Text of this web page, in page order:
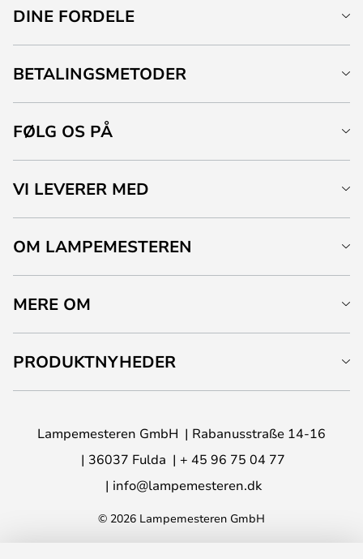
DINE FORDELE
BETALINGSMETODER
FØLG OS PÅ
VI LEVERER MED
OM LAMPEMESTEREN
MERE OM
PRODUKTNYHEDER
Lampemesteren GmbH
Rabanusstraße 14-16
36037 Fulda
+ 45 96 75 04 77
info@lampemesteren.dk
© 2026 Lampemesteren GmbH